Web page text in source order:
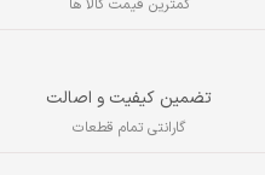
کمترین قیمت کالا ها
تضمین کیفیت و اصالت
گارانتی تمام قطعات